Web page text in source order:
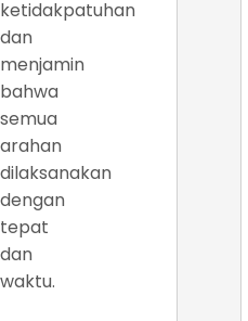
ketidakpatuhan
dan
menjamin
bahwa
semua
arahan
dilaksanakan
dengan
tepat
dan
waktu.